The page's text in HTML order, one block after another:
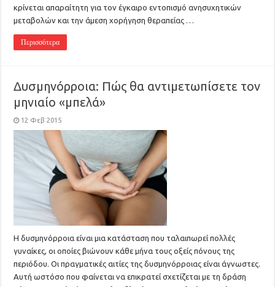
κρίνεται απαραίτητη για τον έγκαιρο εντοπισμό ανησυχητικών
μεταβολών και την άμεση χορήγηση θεραπείας …
Περισσότερα
Δυσμηνόρροια: Πώς θα αντιμετωπίσετε τον
μηνιαίο «μπελά»
12 Φεβ 2015
Η δυσμηνόρροια είναι μια κατάσταση που ταλαιπωρεί πολλές
γυναίκες, οι οποίες βιώνουν κάθε μήνα τους οξείς πόνους της
περιόδου. Οι πραγματικές αιτίες της δυσμηνόρροιας είναι άγνωστες.
Αυτή ωστόσο που φαίνεται να επικρατεί σχετίζεται με τη δράση